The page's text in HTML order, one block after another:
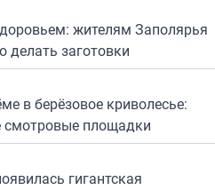
жителям Заполярья
делать заготовки
в берёзовое криволесье:
площадки
гигантская